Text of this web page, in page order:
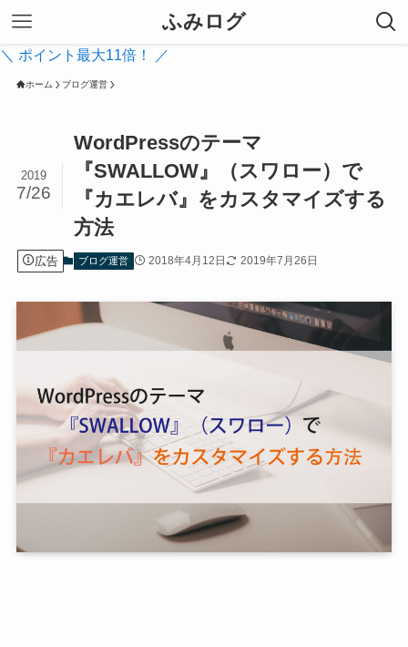
ふみログ
＼ ポイント最大11倍！ ／
ホーム ブログ運営
WordPressのテーマ
『SWALLOW』（スワロー）で
『カエレバ』をカスタマイズする
方法
2019
7/26
広告 ブログ運営 2018年4月12日 2019年7月26日